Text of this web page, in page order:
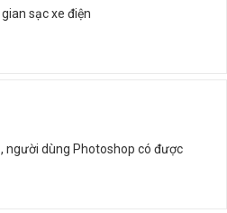
sạc xe điện
người dùng Photoshop có được